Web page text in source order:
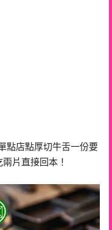
點店點厚切牛舌一份要
片直接回本！